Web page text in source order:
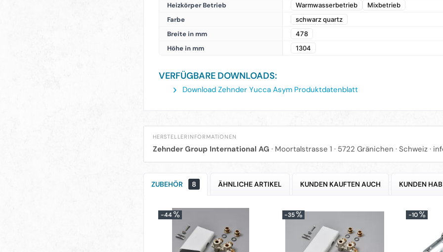
Heizkörper Betrieb Warmwasserbetrieb Mixbetrieb
Farbe schwarz quartz
Breite in mm 478
Höhe in mm 1304
VERFÜGBARE DOWNLOADS:
Download Zehnder Yucca Asym Produktdatenblatt
HERSTELLERINFORMATIONEN
Zehnder Group International AG · Moortalstrasse 1 · 5722 Gränichen · Schweiz ·
ZUBEHÖR 8 ÄHNLICHE ARTIKEL KUNDEN KAUFTEN AUCH KUNDEN
-44 -35 -10